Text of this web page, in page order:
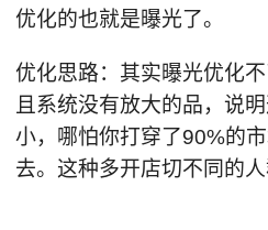
优化的也就是曝光了。
优化思路：其实曝光优化
且系统没有放大的品，说
小，哪怕你打穿了90%的
去。这种多开店切不同的人